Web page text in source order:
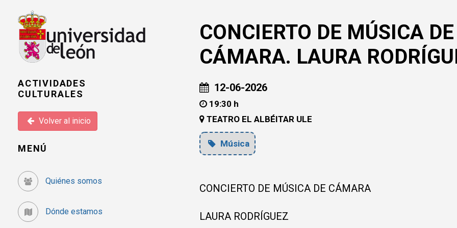
ACTIVIDADES
CULTURALES
Volver al inicio
MENÚ
Quiénes somos
Dónde estamos
CONCIERTO DE MÚSICA DE
CÁMARA. LAURA
12-06-2026
19:30 h
TEATRO EL ALBÉITAR ULE
Música
CONCIERTO DE MÚSICA DE CÁMARA
LAURA RODRÍGUEZ